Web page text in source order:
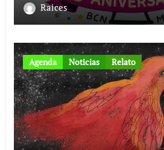
Raices
Agenda Noticias Relato